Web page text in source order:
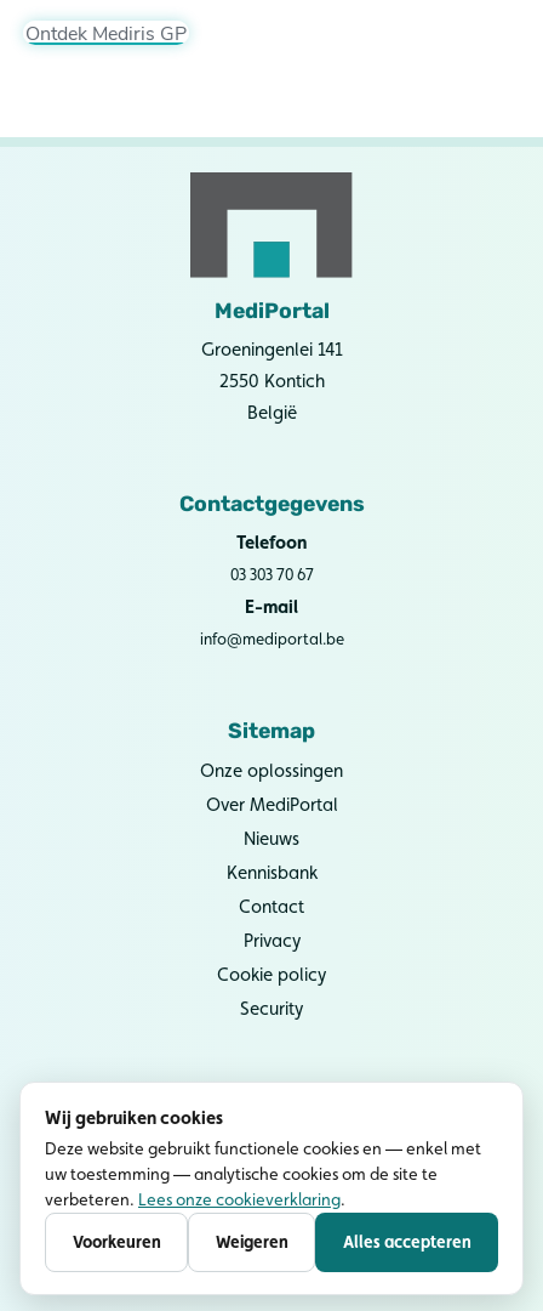
Ontdek Mediris GP
MediPortal
Groeningenlei 141
2550 Kontich
België
Contactgegevens
Telefoon
03 303 70 67
E-mail
info@mediportal.be
Sitemap
Onze oplossingen
Over MediPortal
Nieuws
Kennisbank
Contact
Privacy
Cookie policy
Security
Instagram
YouTube
Wij gebruiken cookies
Deze website gebruikt functionele cookies en — enkel met
uw toestemming — analytische cookies om de site te
verbeteren. Lees onze cookieverklaring.
Voorkeuren Weigeren Alles accepteren